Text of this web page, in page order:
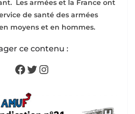
Les armées et la France ont
de santé des armées
moyens et en hommes.
ce contenu :
Facebook
Twitter
Instagram